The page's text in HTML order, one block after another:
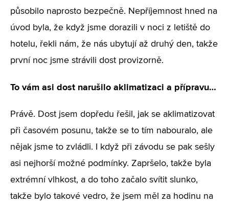
působilo naprosto bezpečně. Nepříjemnost hned na
úvod byla, že když jsme dorazili v noci z letiště do
hotelu, řekli nám, že nás ubytují až druhý den, takže
první noc jsme strávili dost provizorně.
To vám asi dost narušilo aklimatizaci a přípravu…
Právě. Dost jsem dopředu řešil, jak se aklimatizovat
při časovém posunu, takže se to tím nabouralo, ale
nějak jsme to zvládli. I když při závodu se pak sešly
asi nejhorší možné podmínky. Zapršelo, takže byla
extrémní vlhkost, a do toho začalo svítit slunko,
takže bylo takové vedro, že jsem měl za hodinu na